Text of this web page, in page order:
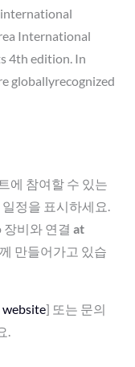
international
International
4th edition. In
globallyrecognized
에 참여할 수 있는
정을 표시하세요.
장비와 연결 at
만들어가고 있습
website] 또는 문의
.